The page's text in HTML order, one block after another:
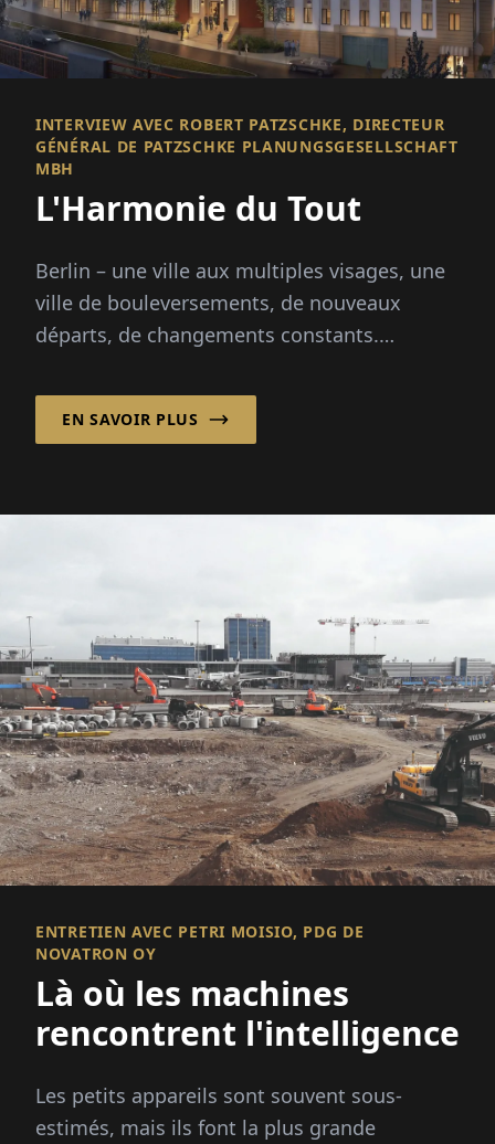
INTERVIEW AVEC ROBERT PATZSCHKE, DIRECTEUR
GÉNÉRAL DE PATZSCHKE PLANUNGSGESELLSCHAFT
MBH
L'Harmonie du Tout
Berlin – une ville aux multiples visages, une
ville de bouleversements, de nouveaux
départs, de changements constants.
apporte cal...
EN SAVOIR PLUS
ENTRETIEN AVEC PETRI MOISIO, PDG DE
NOVATRON OY
Là où les machines
rencontrent l'intelligence
Les petits appareils sont souvent sous-
estimés, mais ils font la plus grande